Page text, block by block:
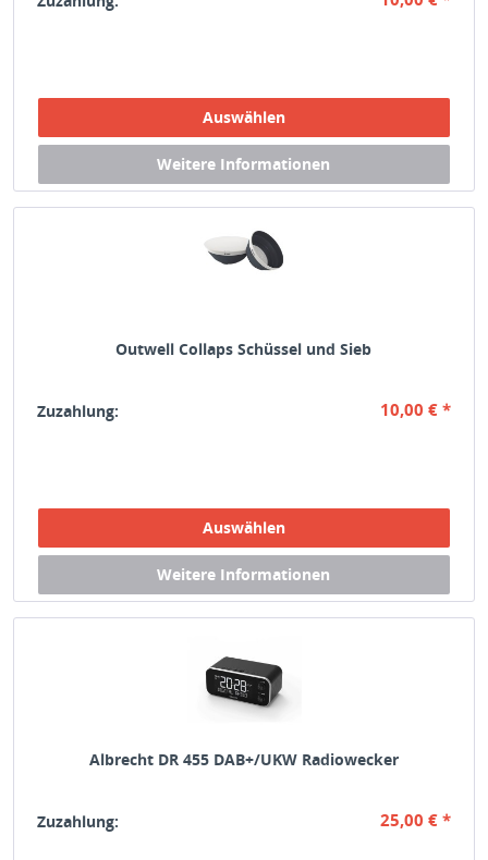
Outwell Collaps Schüssel und Sieb
Zuzahlung: 10,00 € *
Albrecht DR 455 DAB+/UKW Radiowecker
Zuzahlung: 25,00 € *